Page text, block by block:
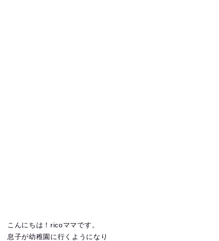
こんにちは！ricoママです。
息子が幼稚園に行くようになり